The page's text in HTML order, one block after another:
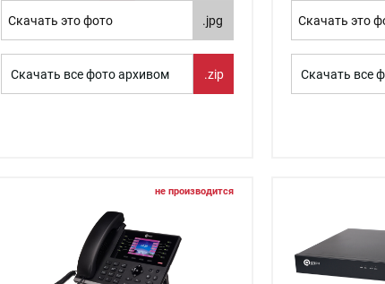
Скачать это фото .jpg
Скачать все фото архивом .zip
Скачать это
Скачать все
не производится